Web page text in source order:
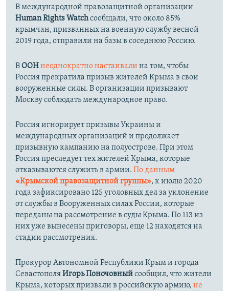
В международной правозащитной организации
Human Rights Watchсообщали, что около 85%
крымчан, призванных на военную службу весной
2019 года, отправили на базы в соседнюю Россию.
ВООНнеоднократно настаивали на том, чтобы
Россия прекратила призыв жителей Крыма в свои
вооруженные силы. В организации призывают
Москву соблюдать международное право.
Россия игнорирует призывы Украины и
международных организаций и продолжает
призывную кампанию на полуострове. При этом
Россия преследует тех жителей Крыма, которые
отказываются служить в армии. По данным
«Крымской правозащитной группы», к июлю 2020
года зафиксировано 125 уголовных дел за уклонение
от службы в Вооруженных силах России, которые
переданы на рассмотрение в суды Крыма. По 113 из
них уже вынесены приговоры, еще 12 находятся на
стадии рассмотрения.
Прокурор Автономной Республики Крым и города
СевастополяИгорь Поночовныйсообщил, что жители
Крыма, которых призвали в российскую армию, не